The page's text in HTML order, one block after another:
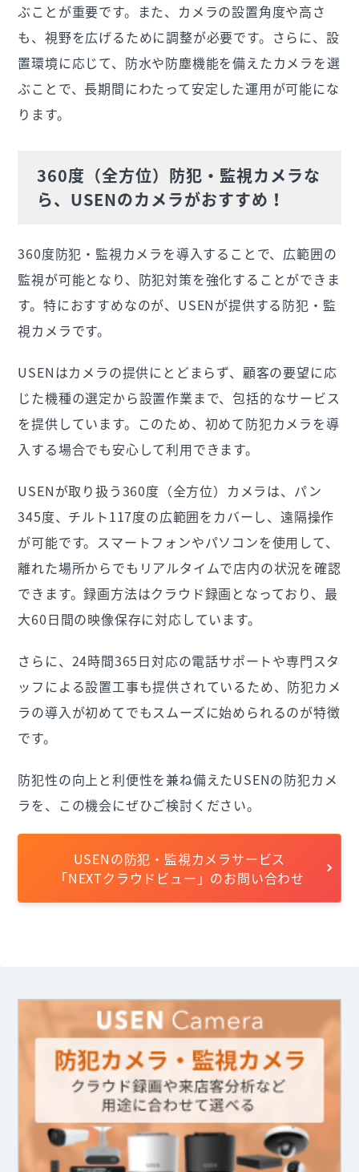
ぶことが重要です。また、カメラの設置角度や高さ
も、視野を広げるために調整が必要です。さらに、設
置環境に応じて、防水や防塵機能を備えたカメラを選
ぶことで、長期間にわたって安定した運用が可能にな
ります。
360度（全方位）防犯・監視カメラな
ら、USENのカメラがおすすめ！
360度防犯・監視カメラを導入することで、広範囲の
監視が可能となり、防犯対策を強化することができま
す。特におすすめなのが、USENが提供する防犯・監
視カメラです。
USENはカメラの提供にとどまらず、顧客の要望に応
じた機種の選定から設置作業まで、包括的なサービス
を提供しています。このため、初めて防犯カメラを導
入する場合でも安心して利用できます。
USENが取り扱う360度（全方位）カメラは、パン
345度、チルト117度の広範囲をカバーし、遠隔操作
が可能です。スマートフォンやパソコンを使用して、
離れた場所からでもリアルタイムで店内の状況を確認
できます。録画方法はクラウド録画となっており、最
大60日間の映像保存に対応しています。
さらに、24時間365日対応の電話サポートや専門スタ
ッフによる設置工事も提供されているため、防犯カメ
ラの導入が初めてでもスムーズに始められるのが特徴
です。
防犯性の向上と利便性を兼ね備えたUSENの防犯カメ
ラを、この機会にぜひご検討ください。
USENの防犯・監視カメラサービス
「NEXTクラウドビュー」のお問い合わせ